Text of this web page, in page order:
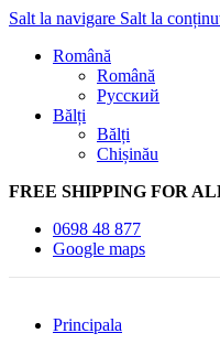
Salt la navigare Salt la
Română
Română
Русский
Bălți
Bălți
Chișinău
FREE SHIPPING FOR
0698 48 877
Google maps
Principala